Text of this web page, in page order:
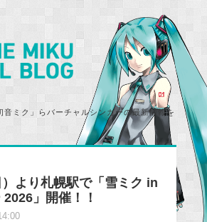
音ミク」らバーチャルシンガーの最新情報を
より札幌駅で「雪ミク in
2026」開催！！